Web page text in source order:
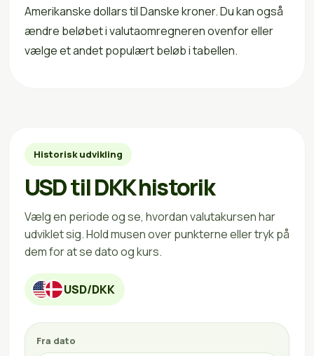
Amerikanske dollars til Danske kroner. Du kan også
ændre beløbet i valutaomregneren ovenfor eller
vælge et andet populært beløb i tabellen.
Historisk udvikling
USD til DKK historik
Vælg en periode og se, hvordan valutakursen har
udviklet sig. Hold musen over punkterne eller tryk på
dem for at se dato og kurs.
USD/DKK
Fra dato